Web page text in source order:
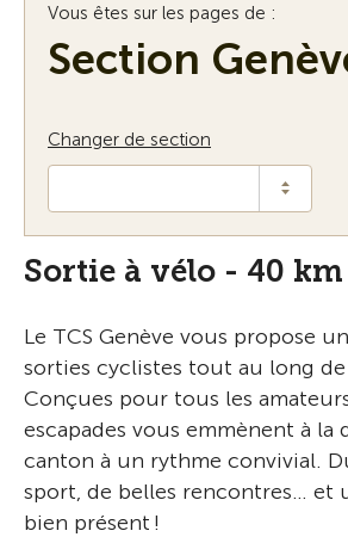
Vous êtes sur les pages de :
Section
Changer de section
Sortie à vélo - 40 km
Le TCS Genève vous propose
sorties cyclistes tout au long de
Conçues pour tous les
escapades vous emmènent à la
canton à un rythme convivial.
sport, de belles rencontres… et
bien présent !